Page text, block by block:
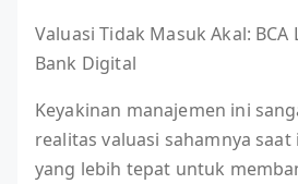
Valuasi Tidak Masuk Akal:
Bank Digital
Keyakinan manajemen ini
realitas valuasi sahamnya
yang lebih tepat untuk